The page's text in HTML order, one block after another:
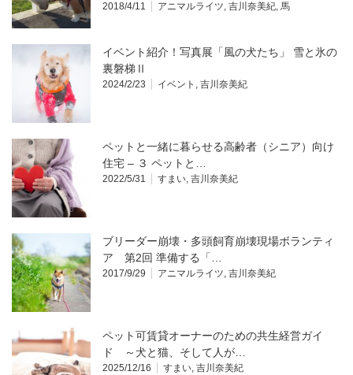
2018/4/11 アニマルライツ, 吉川奈美紀, 馬
イベント紹介！写真展「風の犬たち」 雪と氷の
裏磐梯Ⅱ
2024/2/23 イベント , 吉川奈美紀
ペットと一緒に暮らせる高齢者（シニア）向け
住宅 – ３ ペットと…
2022/5/31 すまい, 吉川奈美紀
ブリーダー崩壊・多頭飼育崩壊現場ボランティ
ア 第2回 準備する「…
2017/9/29 アニマルライツ, 吉川奈美紀
ペット可賃貸オーナーのための共生経営ガイ
ド ～犬と猫、そして人が…
2025/12/16 すまい, 吉川奈美紀